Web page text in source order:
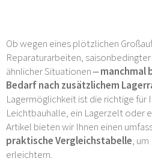
Ob wegen eines plötzlichen
Reparaturarbeiten,
ähnlicher Situationen –manchmal
Bedarf nach zusätzlichem
Lagermöglichkeit ist die richtige für
Leichtbauhalle, ein Lagerzelt oder
Artikel bieten wir Ihnen einen
praktische Vergleichstabelle,
erleichtern.